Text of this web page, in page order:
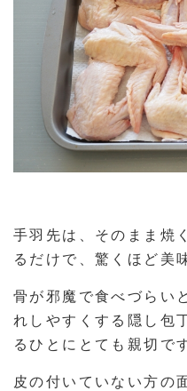
手羽先は、そのまま焼
るだけで、驚くほど美
骨が邪魔で食べづらい
れしやすくする隠し包
るひとにとても親切で
皮の付いていない方の